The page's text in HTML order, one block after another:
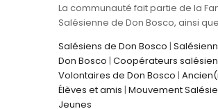
La communauté fait partie de la
Salésienne de Don Bosco, ainsi
Salésiens de Don Bosco |
Don Bosco | Coopérateurs
Volontaires de Don Bosco |
Élèves et amis | Mouvement
Jeunes